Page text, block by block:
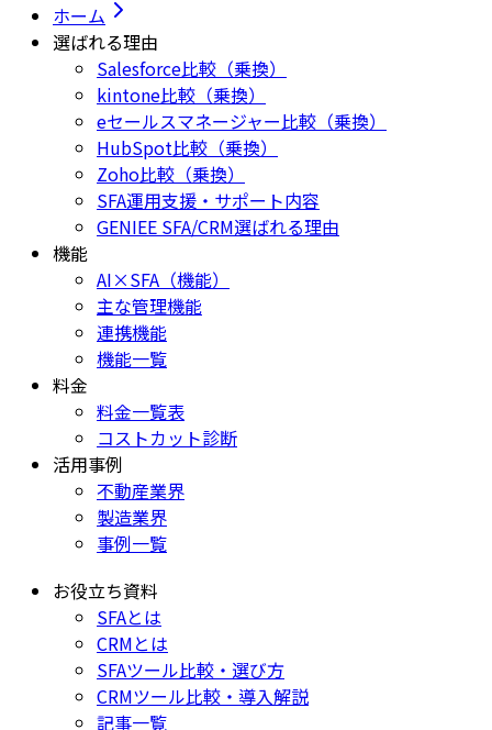
ホーム
選ばれる理由
Salesforce比較（乗換）
kintone比較（乗換）
eセールスマネージャー比較（乗換）
HubSpot比較（乗換）
Zoho比較（乗換）
SFA運用支援・サポート内容
GENIEE SFA/CRM選ばれる理由
機能
AI×SFA（機能）
主な管理機能
連携機能
機能一覧
料金
料金一覧表
コストカット診断
活用事例
不動産業界
製造業界
事例一覧
お役立ち資料
SFAとは
CRMとは
SFAツール比較・選び方
CRMツール比較・導入解説
記事一覧